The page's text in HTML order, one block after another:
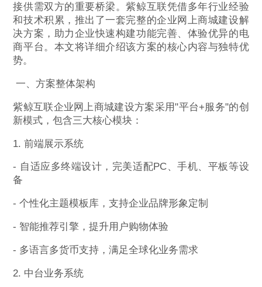
接供需双方的重要桥梁。紫鲸互联凭借多年行业经验
和技术积累，推出了一套完整的企业网上商城建设解
决方案，助力企业快速构建功能完善、体验优异的电
商平台。本文将详细介绍该方案的核心内容与独特优
势。
一、方案整体架构
紫鲸互联企业网上商城建设方案采用"平台+服务"的创
新模式，包含三大核心模块：
1. 前端展示系统
- 自适应多终端设计，完美适配PC、手机、平板等设
备
- 个性化主题模板库，支持企业品牌形象定制
- 智能推荐引擎，提升用户购物体验
- 多语言多货币支持，满足全球化业务需求
2. 中台业务系统